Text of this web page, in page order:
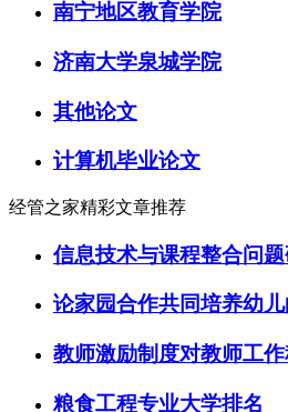
南宁地区教育学院
济南大学泉城学院
其他论文
计算机毕业论文
经管之家精彩文章推荐
信息技术与课程整合问
论家园合作共同培养幼
教师激励制度对教师工
粮食工程专业大学排名_